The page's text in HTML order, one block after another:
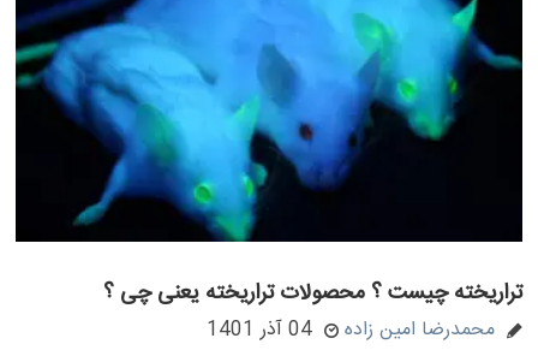
تراریخته چیست ؟ محصولات تراریخته یعنی چی ؟
محمدرضا امین زاده 04 آذر 1401